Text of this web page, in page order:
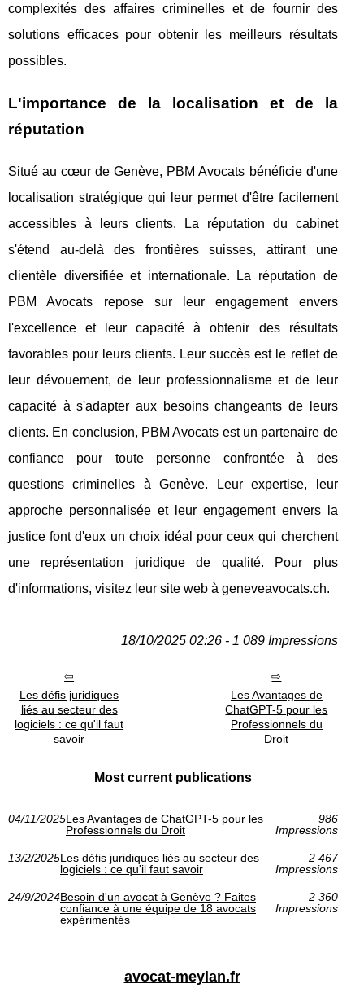
complexités des affaires criminelles et de fournir des
solutions efficaces pour obtenir les meilleurs résultats
possibles.
L'importance de la localisation et de la
réputation
Situé au cœur de Genève, PBM Avocats bénéficie d'une
localisation stratégique qui leur permet d'être facilement
accessibles à leurs clients. La réputation du cabinet
s'étend au-delà des frontières suisses, attirant une
clientèle diversifiée et internationale. La réputation de
PBM Avocats repose sur leur engagement envers
l'excellence et leur capacité à obtenir des résultats
favorables pour leurs clients. Leur succès est le reflet de
leur dévouement, de leur professionnalisme et de leur
capacité à s'adapter aux besoins changeants de leurs
clients. En conclusion, PBM Avocats est un partenaire de
confiance pour toute personne confrontée à des
questions criminelles à Genève. Leur expertise, leur
approche personnalisée et leur engagement envers la
justice font d'eux un choix idéal pour ceux qui cherchent
une représentation juridique de qualité. Pour plus
d'informations, visitez leur site web à geneveavocats.ch.
18/10/2025 02:26 - 1 089 Impressions
Les défis juridiques
liés au secteur des
logiciels : ce qu'il faut
savoir
Les Avantages de
ChatGPT-5 pour les
Professionnels du
Droit
Most current publications
04/11/2025Les Avantages de ChatGPT-5 pour les
Professionnels du Droit
986
Impressions
13/2/2025Les défis juridiques liés au secteur des
logiciels : ce qu'il faut savoir
2 467
Impressions
24/9/2024Besoin d'un avocat à Genève ? Faites
confiance à une équipe de 18 avocats
expérimentés
2 360
Impressions
avocat-meylan.fr